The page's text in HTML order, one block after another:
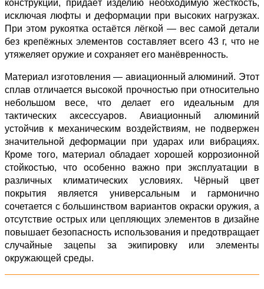
конструкции, придаёт изделию необходимую жёсткость,
исключая люфты и деформации при высоких нагрузках.
При этом рукоятка остаётся лёгкой — вес самой детали
без крепёжных элементов составляет всего 43 г, что не
утяжеляет оружие и сохраняет его манёвренность.
Материал изготовления — авиационный алюминий. Этот
сплав отличается высокой прочностью при относительно
небольшом весе, что делает его идеальным для
тактических аксессуаров. Авиационный алюминий
устойчив к механическим воздействиям, не подвержен
значительной деформации при ударах или вибрациях.
Кроме того, материал обладает хорошей коррозионной
стойкостью, что особенно важно при эксплуатации в
различных климатических условиях. Чёрный цвет
покрытия является универсальным и гармонично
сочетается с большинством вариантов окраски оружия, а
отсутствие острых или цепляющих элементов в дизайне
повышает безопасность использования и предотвращает
случайные зацепы за экипировку или элементы
окружающей среды.